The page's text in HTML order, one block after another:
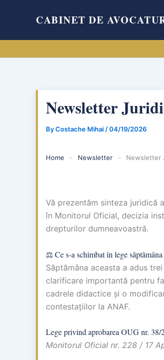
CABINET DE
Newsletter
ByCostache Mihai /04/19/2026
Home – Newsletter – Newsletter
Vă prezentăm sinteza juridică
în Monitorul Oficial, decizia
drepturilor dumneavoastră.
⚖️ Ce s-a schimbat în lege săptămâna
Săptămâna aceasta a adus
clarificare importantă pentru
cadrele didactice și o
contestațiilor la ANAF.
Lege privind aprobarea OUG nr.
Monitorul Oficial nr. 228 / 17